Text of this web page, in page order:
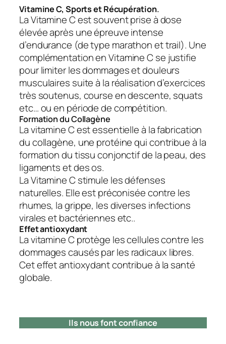
Vitamine C, Sports et Récupération.
La Vitamine C est souvent prise à dose
élevée après une épreuve intense
d’endurance (de type marathon et trail). Une
complémentation en Vitamine C se justifie
pour limiter les dommages et douleurs
musculaires suite à la réalisation d’exercices
très soutenus, course en descente, squats
etc… ou en période de compétition.
Formation du Collagène
La vitamine C est essentielle à la fabrication
du collagène, une protéine qui contribue à la
formation du tissu conjonctif de la peau, des
ligaments et des os.
La Vitamine C stimule les défenses
naturelles. Elle est préconisée contre les
rhumes, la grippe, les diverses infections
virales et bactériennes etc..
Effet antioxydant
La vitamine C protège les cellules contre les
dommages causés par les radicaux libres.
Cet effet antioxydant contribue à la santé
globale.
Ils nous font confiance